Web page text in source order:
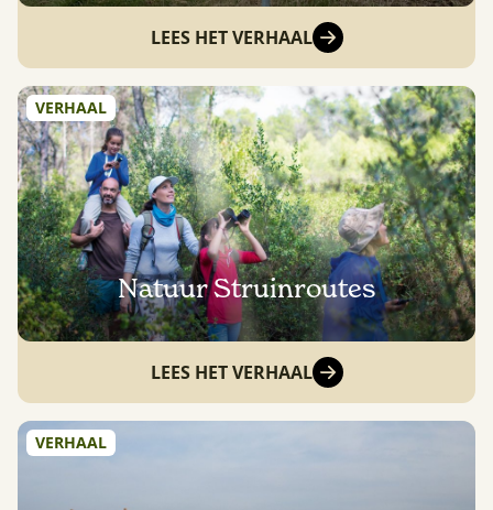
LEES HET VERHAAL
VERHAAL
Natuur Struinroutes
LEES HET VERHAAL
VERHAAL